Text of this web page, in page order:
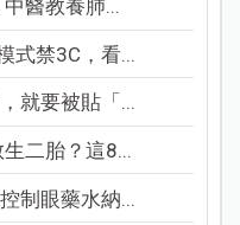
醫教養肺...
式禁3C，看...
就要被貼「...
二胎？這8...
制眼藥水納...